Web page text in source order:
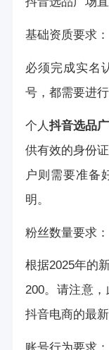
基础资质要求：
必须完成实名
号，都需要进行
个人抖音选品
供有效的身份
户则需要准备
明。
粉丝数量要求：
根据2025年的
200。请注意
抖音电商的最新